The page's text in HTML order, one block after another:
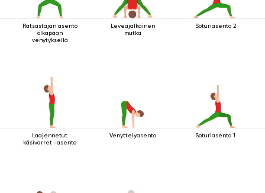
Ratsastajan asento
olkapään
venytyksellä
Leveäjalkainen
mutka
Soturiasento 2
Laajennetut
käsivarret -asento
Venyttelyasento Soturiasento 1